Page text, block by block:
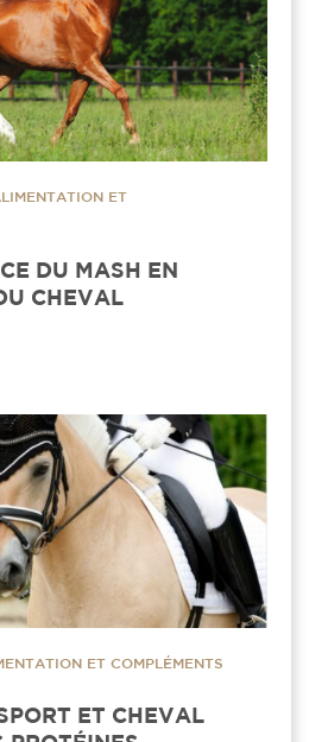
ET
DU MASH EN
CHEVAL
ET COMPLÉMENTS
ET CHEVAL